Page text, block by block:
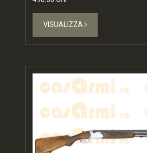
VISUALIZZA